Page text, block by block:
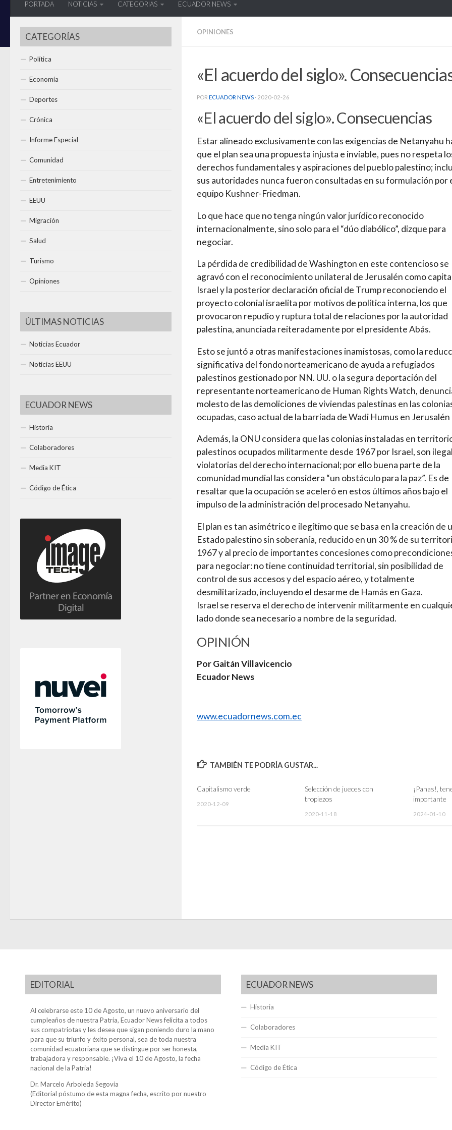
PORTADA NOTICIAS CATEGORIAS ECUADOR NEWS
OPINIONES
«El acuerdo del siglo».
POR ECUADOR NEWS · 2020-02-26
«El acuerdo del siglo». Consecuencias
Estar alineado exclusivamente con las exigencias de Netanyahu
que el plan sea una propuesta injusta e inviable, pues no respeta
derechos fundamentales y aspiraciones del pueblo palestino;
sus autoridades nunca fueron consultadas en su formulación por
equipo Kushner-Friedman.
Lo que hace que no tenga ningún valor jurídico reconocido
internacionalmente, sino solo para el “dúo diabólico”, dizque para
negociar.
La pérdida de credibilidad de Washington en este contencioso se
agravó con el reconocimiento unilateral de Jerusalén como
Israel y la posterior declaración oficial de Trump reconociendo el
proyecto colonial israelita por motivos de política interna, los que
provocaron repudio y ruptura total de relaciones por la autoridad
palestina, anunciada reiteradamente por el presidente Abás.
Esto se juntó a otras manifestaciones inamistosas, como la
significativa del fondo norteamericano de ayuda a refugiados
palestinos gestionado por NN. UU. o la segura deportación del
representante norteamericano de Human Rights Watch,
molesto de las demoliciones de viviendas palestinas en las
ocupadas, caso actual de la barriada de Wadi Humus en
Además, la ONU considera que las colonias instaladas en
palestinos ocupados militarmente desde 1967 por Israel, son
violatorias del derecho internacional; por ello buena parte de la
comunidad mundial las considera “un obstáculo para la paz”. Es de
resaltar que la ocupación se aceleró en estos últimos años bajo el
impulso de la administración del procesado Netanyahu.
El plan es tan asimétrico e ilegítimo que se basa en la creación de
Estado palestino sin soberanía, reducido en un 30 % de su
1967 y al precio de importantes concesiones como
para negociar: no tiene continuidad territorial, sin posibilidad de
control de sus accesos y del espacio aéreo, y totalmente
desmilitarizado, incluyendo el desarme de Hamás en Gaza.
Israel se reserva el derecho de intervenir militarmente en
lado donde sea necesario a nombre de la seguridad.
OPINIÓN
Por Gaitán Villavicencio
Ecuador News
www.ecuadornews.com.ec
TAMBIÉN TE PODRÍA GUSTAR...
Capitalismo verde
2020-12-09
Selección de jueces con
tropiezos
2020-11-18
¡Panas!,
importante
2024-01-10
CATEGORÍAS
Política
Economía
Deportes
Crónica
Informe Especial
Comunidad
Entretenimiento
EEUU
Migración
Salud
Turismo
Opiniones
ÚLTIMAS NOTICIAS
Noticias Ecuador
Noticias EEUU
ECUADOR NEWS
Historia
Colaboradores
Media KIT
Código de Ética
EDITORIAL
Al celebrarse este 10 de Agosto, un nuevo aniversario del
cumpleaños de nuestra Patria, Ecuador News felicita a todos
sus compatriotas y les desea que sigan poniendo duro la mano
para que su triunfo y éxito personal, sea de toda nuestra
comunidad ecuatoriana que se distingue por ser honesta,
trabajadora y responsable. ¡Viva el 10 de Agosto, la fecha
nacional de la Patria!
Dr. Marcelo Arboleda Segovia
(Editorial póstumo de esta magna fecha, escrito por nuestro
Director Emérito)
ECUADOR NEWS
Historia
Colaboradores
Media KIT
Código de Ética